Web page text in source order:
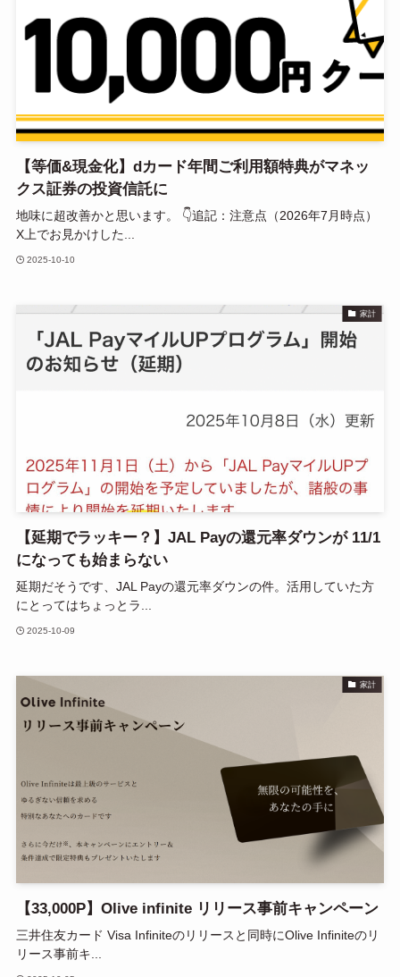
【等価&現金化】dカード年間ご利用額特典がマネッ
クス証券の投資信託に
地味に超改善かと思います。 👇追記：注意点（2026年7月時点）
X上でお見かけした...
2025-10-10
家計
【延期でラッキー？】JAL Payの還元率ダウンが 11/1
になっても始まらない
延期だそうです、JAL Payの還元率ダウンの件。活用していた方
にとってはちょっとラ...
2025-10-09
家計
【33,000P】Olive infinite リリース事前キャンペーン
三井住友カード Visa Infiniteのリリースと同時にOlive Infiniteのリ
リース事前キ...